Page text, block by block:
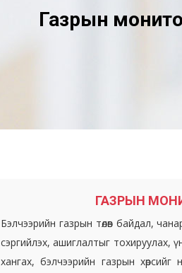
Газрын
ГАЗРЫН
Бэлчээрийн газрын төлөв байдал,
сэргийлэх, ашиглалтыг тохируулах,
хангах, бэлчээрийн газрын хөрсийг